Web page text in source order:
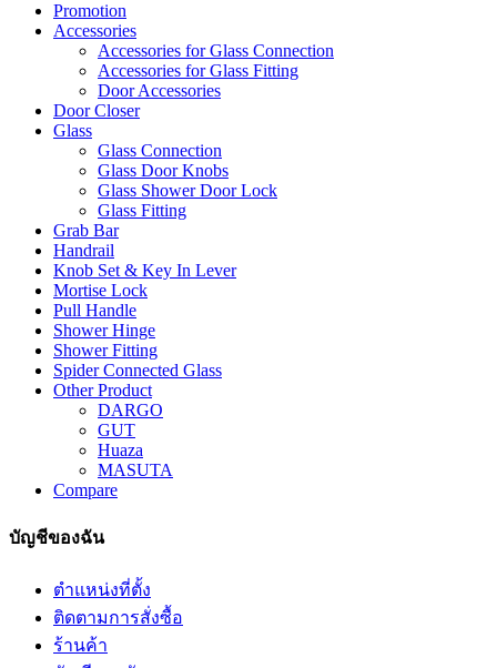
Promotion
Accessories
Accessories for Glass Connection
Accessories for Glass Fitting
Door Accessories
Door Closer
Glass
Glass Connection
Glass Door Knobs
Glass Shower Door Lock
Glass Fitting
Grab Bar
Handrail
Knob Set & Key In Lever
Mortise Lock
Pull Handle
Shower Hinge
Shower Fitting
Spider Connected Glass
Other Product
DARGO
GUT
Huaza
MASUTA
Compare
บัญชีของฉัน
ตำแหน่งที่ตั้ง
ติดตามการสั่งซื้อ
ร้านค้า